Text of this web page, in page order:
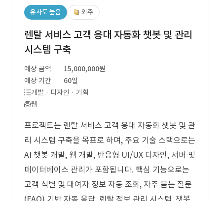
유사도 높음 외주
렌탈 서비스 고객 응대 자동화 챗봇 및 관리
시스템 구축
예상 금액
15,000,000원
예상 기간
60일
개발 · 디자인 · 기획
웹
프로젝트는 렌탈 서비스 고객 응대 자동화 챗봇 및 관
리 시스템 구축을 목표로 하며, 주요 기술 스택으로는
AI 챗봇 개발, 웹 개발, 반응형 UI/UX 디자인, 서버 및
데이터베이스 관리가 포함됩니다. 핵심 기능으로는
고객 식별 및 대여자 정보 자동 조회, 자주 묻는 질문
(FAQ) 기반 자동 응답, 렌탈 정보 관리 시스템, 챗봇